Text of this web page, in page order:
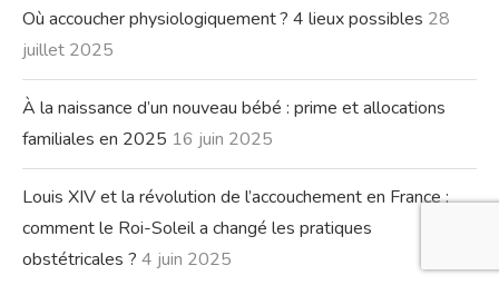
change tout — la suite ! 13 octobre 2025
Allaiter dès la naissance : pourquoi l’accouchement naturel
change tout !15 septembre 2025
Où accoucher physiologiquement ? 4 lieux possibles28
juillet 2025
À la naissance d’un nouveau bébé : prime et allocations
Choisi Bien ton lieu d'accouchement !
Show More